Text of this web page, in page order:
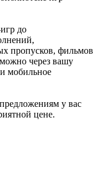
до
пропусков, фильмов
через вашу
мобильное
у вас
цене.